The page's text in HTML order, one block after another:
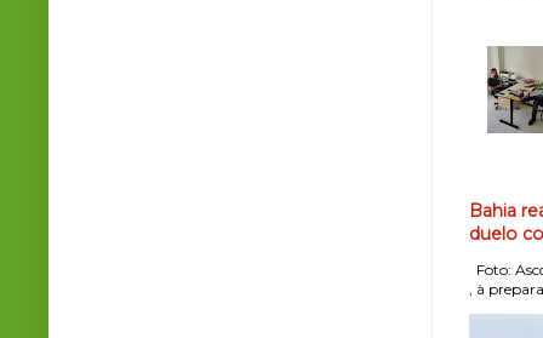
Bahia
duelo
Foto:
, à